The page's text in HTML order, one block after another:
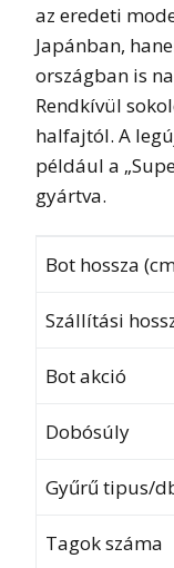
az eredeti
Japánban,
országban is
Rendkívül
halfajtól. A
például a
gyártva.
Bot hossza
Szállítási
Bot akció
Dobósúly
Gyűrű tipus/
Tagok száma